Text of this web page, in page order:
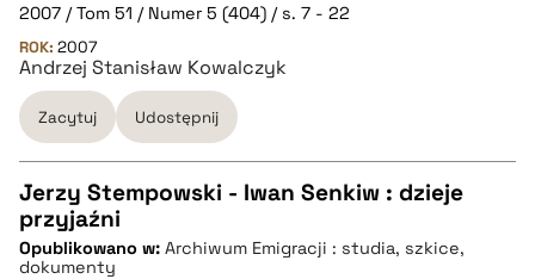
CZYSTY TEKST
pobierz cytat
BIBTEX
pobierz cytat
2007 / Tom 51 / Numer 5 (404) / s. 7 - 22
ROK: 2007
Andrzej Stanisław Kowalczyk
Zacytuj Udostępnij
CZYSTY TEKST
Jerzy Stempowski - Iwan Senkiw : dzieje
przyjaźni
Opublikowano w: Archiwum Emigracji : studia, szkice,
dokumenty